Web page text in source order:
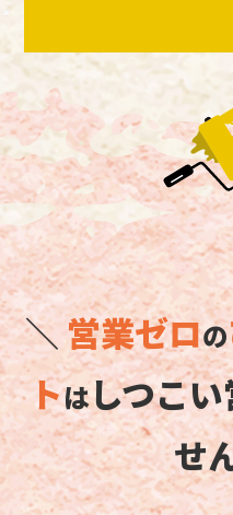
＼営業ゼロの
トはしつこ
せ